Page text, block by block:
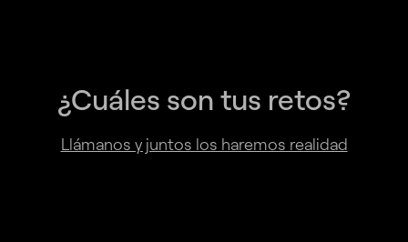
¿Cuáles son tus retos?
Llámanos y juntos los haremos realidad